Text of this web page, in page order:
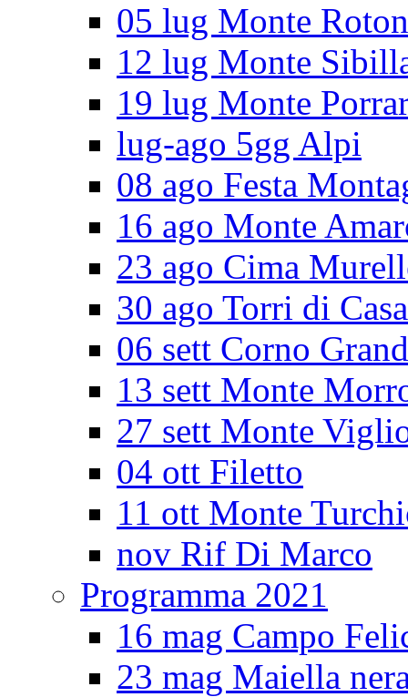
05 lug Monte
12 lug Monte
19 lug Monte
lug-ago 5gg Alpi
08 ago Festa
16 ago Monte
23 ago Cima
30 ago Torri di
06 sett Corno
13 sett Monte
27 sett Monte
04 ott Filetto
11 ott Monte
nov Rif Di Marco
Programma 2021
16 mag Campo
23 mag Maiella